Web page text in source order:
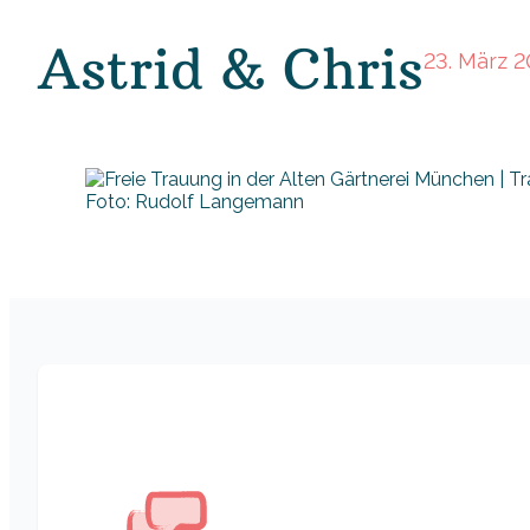
Astrid & Chris23. März
Foto: Rudolf Langemann